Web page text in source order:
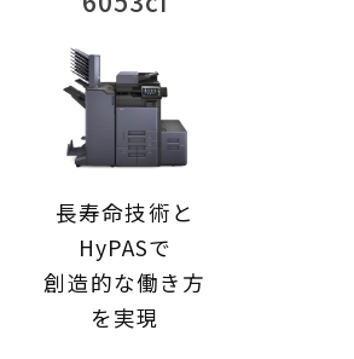
長寿命技術と
HyPASで
創造的な働き方
を実現